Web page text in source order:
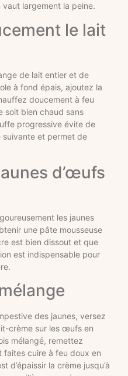
largement la peine.
le lait
de lait entier et de
à fond épais, ajoutez la
doucement à feu
soit bien chaud sans
progressive évite de
suivante et permet de
d’œufs
les jaunes
une pâte mousseuse
est bien dissout et que
est indispensable pour
des jaunes, versez
crème sur les œufs en
mélangé, remettez
faites cuire à feu doux en
d’épaissir la crème jusqu’à